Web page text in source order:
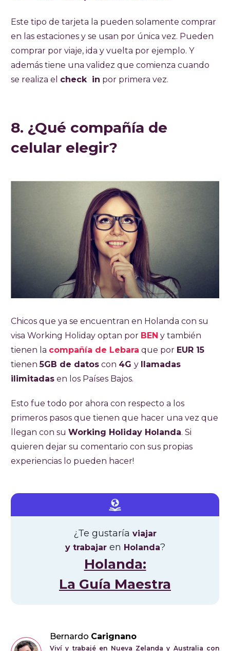
Este tipo de tarjeta la pueden solamente comprar
en las estaciones y se usan por única vez. Pueden
comprar por viaje, ida y vuelta por ejemplo. Y
además tiene una validez que comienza cuando
se realiza el check in por primera vez.
8. ¿Qué compañía de
celular elegir?
Chicos que ya se encuentran en Holanda con su
visa Working Holiday optan por BEN y también
tienen la compañía de Lebara que por EUR 15
tienen5GB de datos con 4G y llamadas
ilimitadas en los Países Bajos.
Esto fue todo por ahora con respecto a los
primeros pasos que tienen que hacer una vez que
llegan con su Working Holiday Holanda. Si
quieren dejar su comentario con sus propias
experiencias lo pueden hacer!
¿Te gustaría viajar
y trabajaren Holanda?
Holanda:
La Guía Maestra
Bernardo Carignano
Viví y trabajé en Nueva Zelanda y Australia con